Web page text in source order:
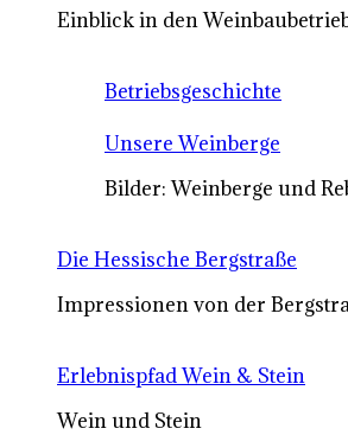
Einblick in den
Betriebsgeschichte
Unsere Weinberge
Bilder: Weinberge und
Die Hessische Bergstraße
Impressionen von der
Erlebnispfad Wein & Stein
Wein und Stein